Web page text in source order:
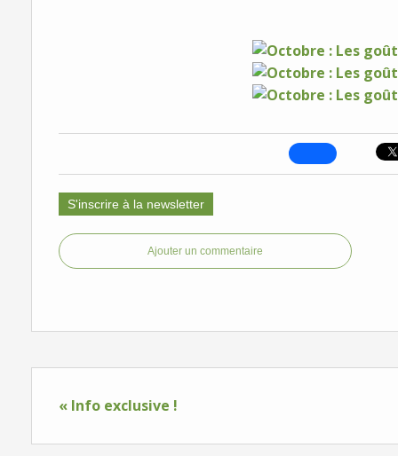
S'inscrire à la newsletter
Ajouter un commentaire
« Info exclusive !